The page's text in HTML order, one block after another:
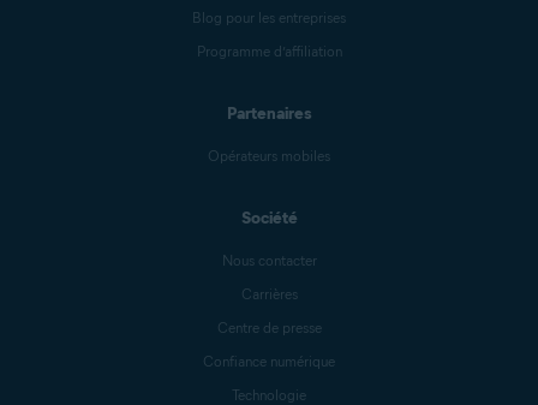
Blog pour les entreprises
Programme d’affiliation
Partenaires
Opérateurs mobiles
Société
Nous contacter
Carrières
Centre de presse
Confiance numérique
Technologie